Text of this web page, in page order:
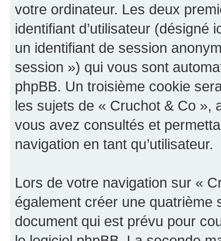
votre ordinateur. Les deux
identifiant d’utilisateur (désigné
un identifiant de session
session ») qui vous sont
phpBB. Un troisième cookie
les sujets de « Cruchot & Co »,
vous avez consultés et
navigation en tant qu’utilisateur.
Lors de votre navigation sur «
également créer une
document qui est prévu pour